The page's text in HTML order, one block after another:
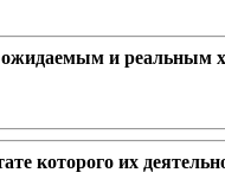
ожидаемым и реальным
которого их